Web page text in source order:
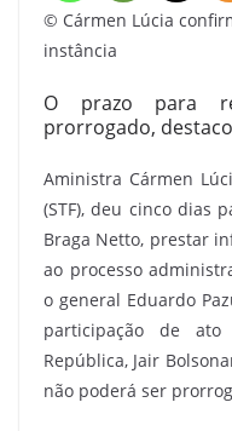
© Cármen Lúcia
instância
O prazo para
prorrogado,
Aministra Cármen
(STF), deu cinco dias
Braga Netto, prestar
ao processo
o general Eduardo
participação de
República, Jair
não poderá ser